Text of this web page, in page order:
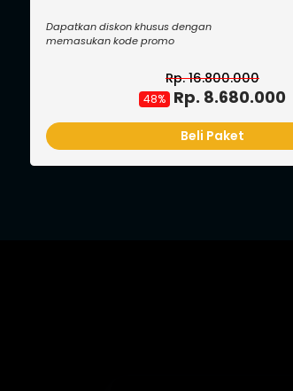
Voucher Tryout CAT Senilai 200.000
Lihat Semua
memasukan kode promo
Rp. 2.690.000